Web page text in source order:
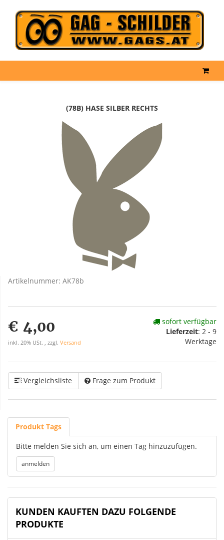
(78B) HASE SILBER RECHTS
Artikelnummer: AK78b
€ 4,00
inkl. 20% USt. , zzgl. Versand
sofort verfügbar
Lieferzeit: 2 - 9
Werktage
Vergleichsliste Frage zum Produkt
Produkt Tags
Bitte melden Sie sich an, um einen Tag hinzuzufügen.
KUNDEN KAUFTEN DAZU FOLGENDE
PRODUKTE